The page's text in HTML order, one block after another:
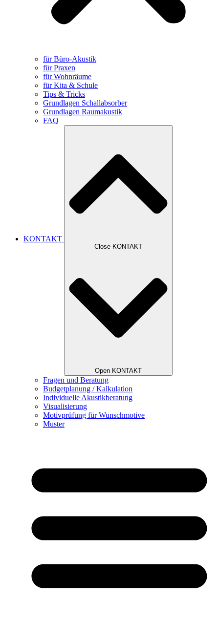
für Büro-Akustik
für Praxen
für Wohnräume
für Kita & Schule
Tips & Tricks
Grundlagen Schallabsorber
Grundlagen Raumakustik
FAQ
KONTAKT
Close KONTAKT
Open KONTAKT
Fragen und Beratung
Budgetplanung / Kalkulation
Individuelle Akustikberatung
Visualisierung
Motivprüfung für Wunschmotive
Muster